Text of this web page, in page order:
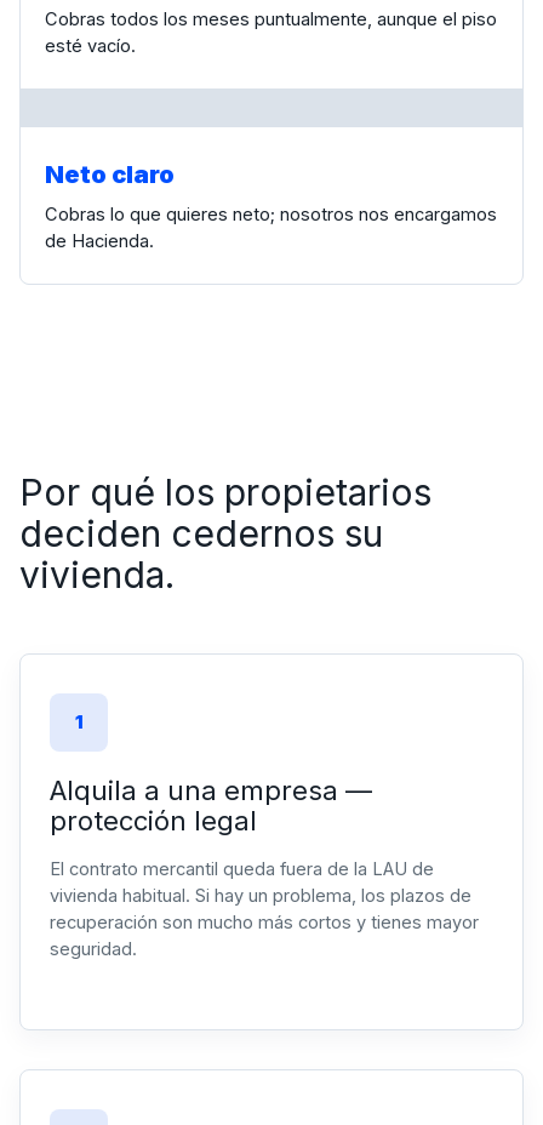
Cobras todos los meses puntualmente, aunque el piso
esté vacío.
Neto claro
Cobras lo que quieres neto; nosotros nos encargamos
de Hacienda.
Por qué los propietarios
deciden cedernos su
vivienda.
1
Alquila a una empresa —
protección legal
El contrato mercantil queda fuera de la LAU de
vivienda habitual. Si hay un problema, los plazos de
recuperación son mucho más cortos y tienes mayor
seguridad.